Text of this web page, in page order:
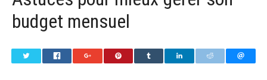
budget mensuel